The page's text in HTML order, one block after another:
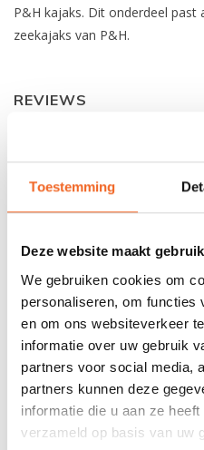
Toestemming
Deze website maakt
We gebruiken cookies om
personaliseren, om functies
en om ons websiteverkeer
informatie over uw gebruik
partners voor social media,
partners kunnen deze
informatie die u aan ze
verzameld op basis van uw
P&H kajaks. Dit onderdeel past
zeekajaks van P&H.
REVIEWS
JE